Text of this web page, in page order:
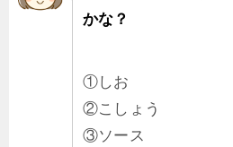
かな？
①しお
②こしょう
③ソース